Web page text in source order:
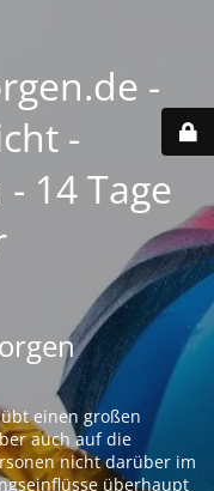
-
-
14 Tage
einen großen
auch auf die
nicht darüber im
überhaupt